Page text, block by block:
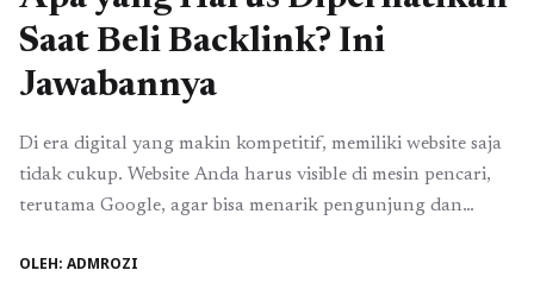
Saat Beli Backlink? Ini
Jawabannya
Di era digital yang makin kompetitif, memiliki website saja
tidak cukup. Website Anda harus visible di mesin pencari,
terutama Google, agar bisa menarik pengunjung dan
optimasi SEO (Search Engine Optimization) adalah
OLEH: ADMROZI